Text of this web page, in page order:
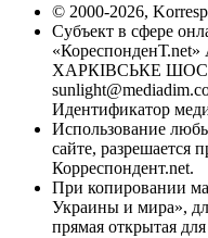
© 2000-2026,
Субъект в сфере
«КореспонденТ.net»
ХАРКІВСЬКЕ ШОСЕ,
Идентификатор
Использование
сайте, разрешается
Корреспондент.net.
При копировании
Украины и мира»,
прямая открытая